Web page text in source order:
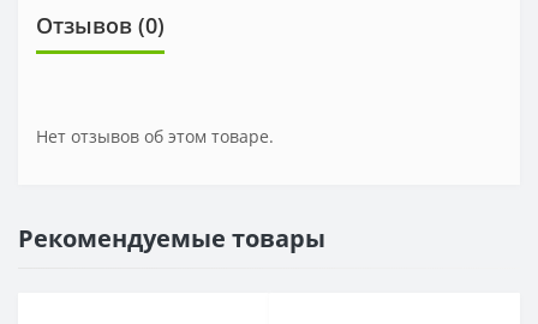
Отзывов (0)
Нет отзывов об этом товаре.
Рекомендуемые товары